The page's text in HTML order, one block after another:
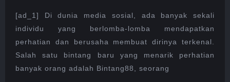
BARU:
PERJALANAN
MENJADI
BINTANG
MEDIA
[ad_1] Di dunia media sosial, ada banyak sekali
individu yang berlomba-lomba mendapatkan
perhatian dan berusaha membuat dirinya terkenal.
Salah satu bintang baru yang menarik perhatian
banyak orang adalah Bintang88, seorang